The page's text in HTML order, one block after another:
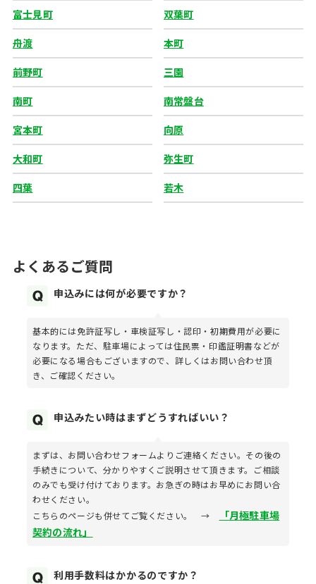
富士見町 双葉町
舟渡 本町
前野町 三園
南町 南常盤台
宮本町 向原
大和町 弥生町
四葉 若木
よくあるご質問
申込みには何が必要ですか？
基本的には免許証写し・車検証写し・認印・初期費用が必要に
なります。ただ、駐車場によっては住民票・印鑑証明書などが
必要になる場合もございますので、詳しくはお問い合わせ頂
き、ご確認ください。
申込みたい時はまずどうすればいい？
まずは、お問い合わせフォームよりご連絡ください。その後の
手続きについて、分かりやすくご説明させて頂きます。ご相談
のみでも受け付けております。お急ぎの時はお早めにお問い合
わせください。
こちらのページも併せてご覧ください。 →
「月極駐車場
契約の流れ」
利用手数料はかかるのですか？